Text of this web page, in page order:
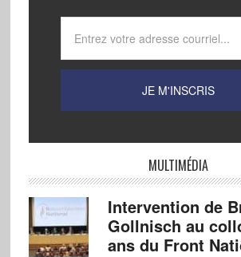
MULTIMÉDIA
Intervention de
Gollnisch au
ans du Front